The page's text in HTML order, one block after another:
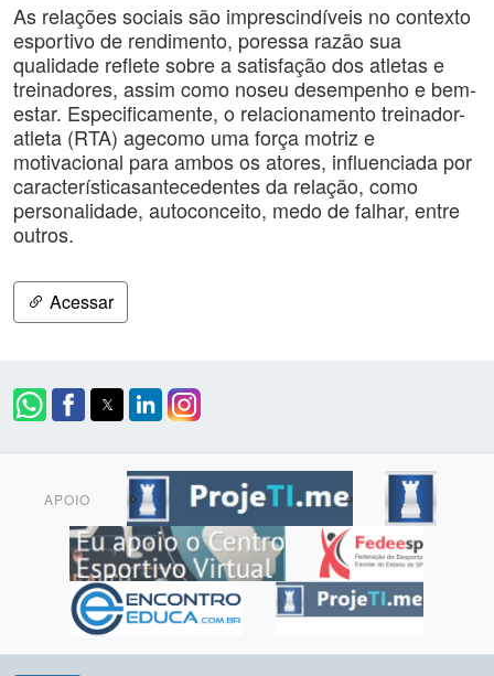
As relações sociais são imprescindíveis no contexto
esportivo de rendimento, poressa razão sua
qualidade reflete sobre a satisfação dos atletas e
treinadores, assim como noseu desempenho e bem-
estar. Especificamente, o relacionamento treinador-
atleta (RTA) agecomo uma força motriz e
motivacional para ambos os atores, influenciada por
característicasantecedentes da relação, como
personalidade, autoconceito, medo de falhar, entre
outros.
Acessar
APOIO